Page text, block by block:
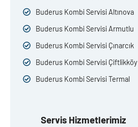
Buderus Kombi Servisi Altınova
Buderus Kombi Servisi Armutlu
Buderus Kombi Servisi Çınarcık
Buderus Kombi Servisi Çiftlikköy
Buderus Kombi Servisi Termal
Servis Hizmetlerimiz